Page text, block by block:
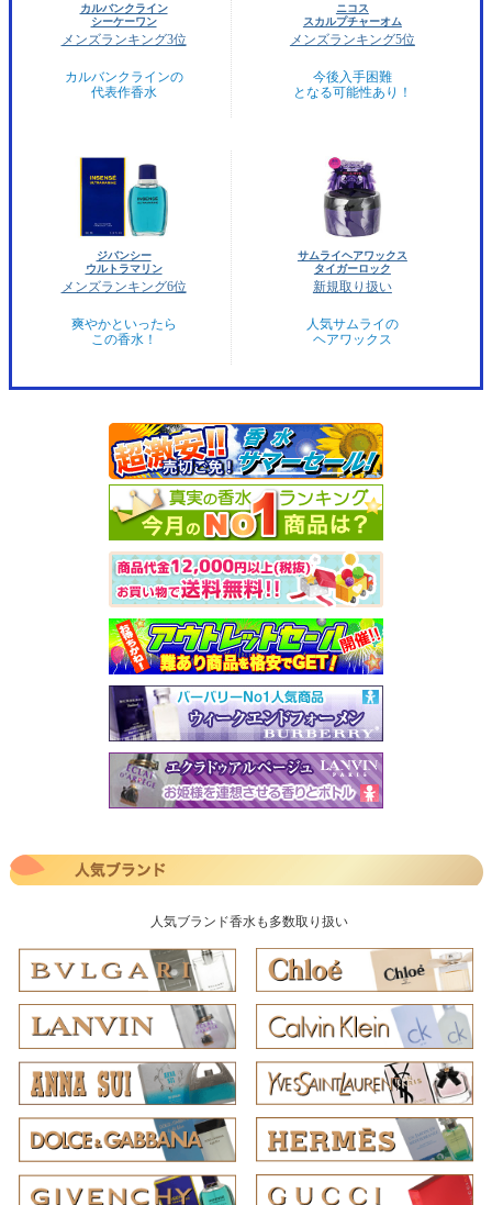
カルバンクライン
シーケーワン
メンズランキング3位
カルバンクラインの
代表作香水
ニコス
スカルプチャーオム
メンズランキング5位
今後入手困難
となる可能性あり！
ジバンシー
ウルトラマリン
メンズランキング6位
爽やかといったら
この香水！
サムライヘアワックス
タイガーロック
新規取り扱い
人気サムライの
ヘアワックス
人気ブランド香水も多数取り扱い